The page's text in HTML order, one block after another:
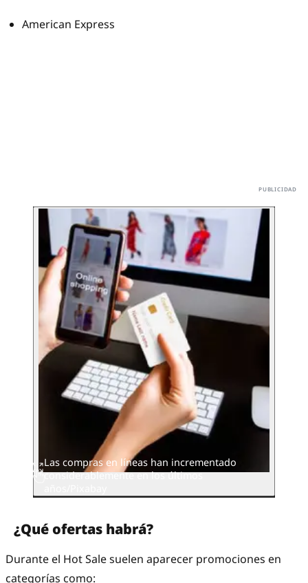
American Express
Las compras en líneas han incrementado
considerablemente en los últimos
¿Qué ofertas habrá?
Durante el Hot Sale suelen aparecer promociones en
categorías como: